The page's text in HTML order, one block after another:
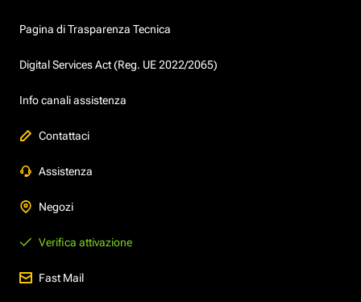
Pagina di Trasparenza Tecnica
Digital Services Act (Reg. UE 2022/2065)
Info canali assistenza
Contattaci
Assistenza
Negozi
Verifica attivazione
Fast Mail